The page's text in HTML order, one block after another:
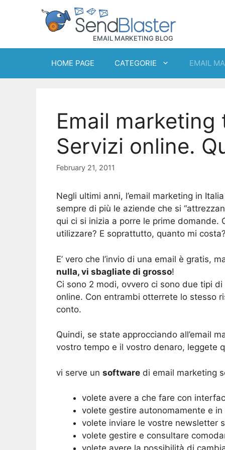
HOME PAGE CATEGORIE EMAIL
Email
Servizi online.
February 21, 2011
Negli ultimi anni, l’email marketing in
sempre di più le aziende che si
qui ci si inizia a porre le prime domande.
utilizzare? E soprattutto, quanto mi
E’ vero che l’invio di una email è gratis,
nulla, vi sbagliate di grosso!
Ci sono 2 modi, ovvero ci sono due tipi
online. Con entrambi otterrete lo stesso
conto.
Quindi, se state approcciando all’email
vostro tempo e il vostro denaro, leggete
vi serve un software di email marketing
volete avere a che fare con
volete gestire autonomamente e
volete inviare le vostre newsletter
volete gestire e consultare